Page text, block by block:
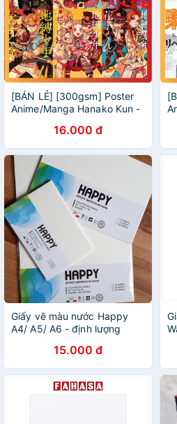
[BÁN LẺ] [300gsm] Poster
Anime/Manga Hanako Kun -
16.000 đ
Giấy vẽ màu nước Happy
A4/ A5/ A6 - định lượng
15.000 đ